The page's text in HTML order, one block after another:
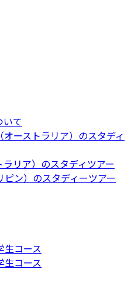
いて
ーストラリア）のスタディ
リア）のスタディツアー
ン）のスタディーツアー
コース
コース